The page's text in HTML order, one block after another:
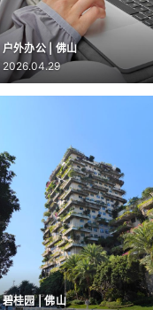
户外办公 | 佛山
2026.04.29
碧桂园 | 佛山